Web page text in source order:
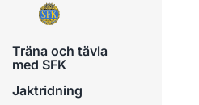
Fortsätt
innehållet
Träna och tävla
med SFK
Jaktridning